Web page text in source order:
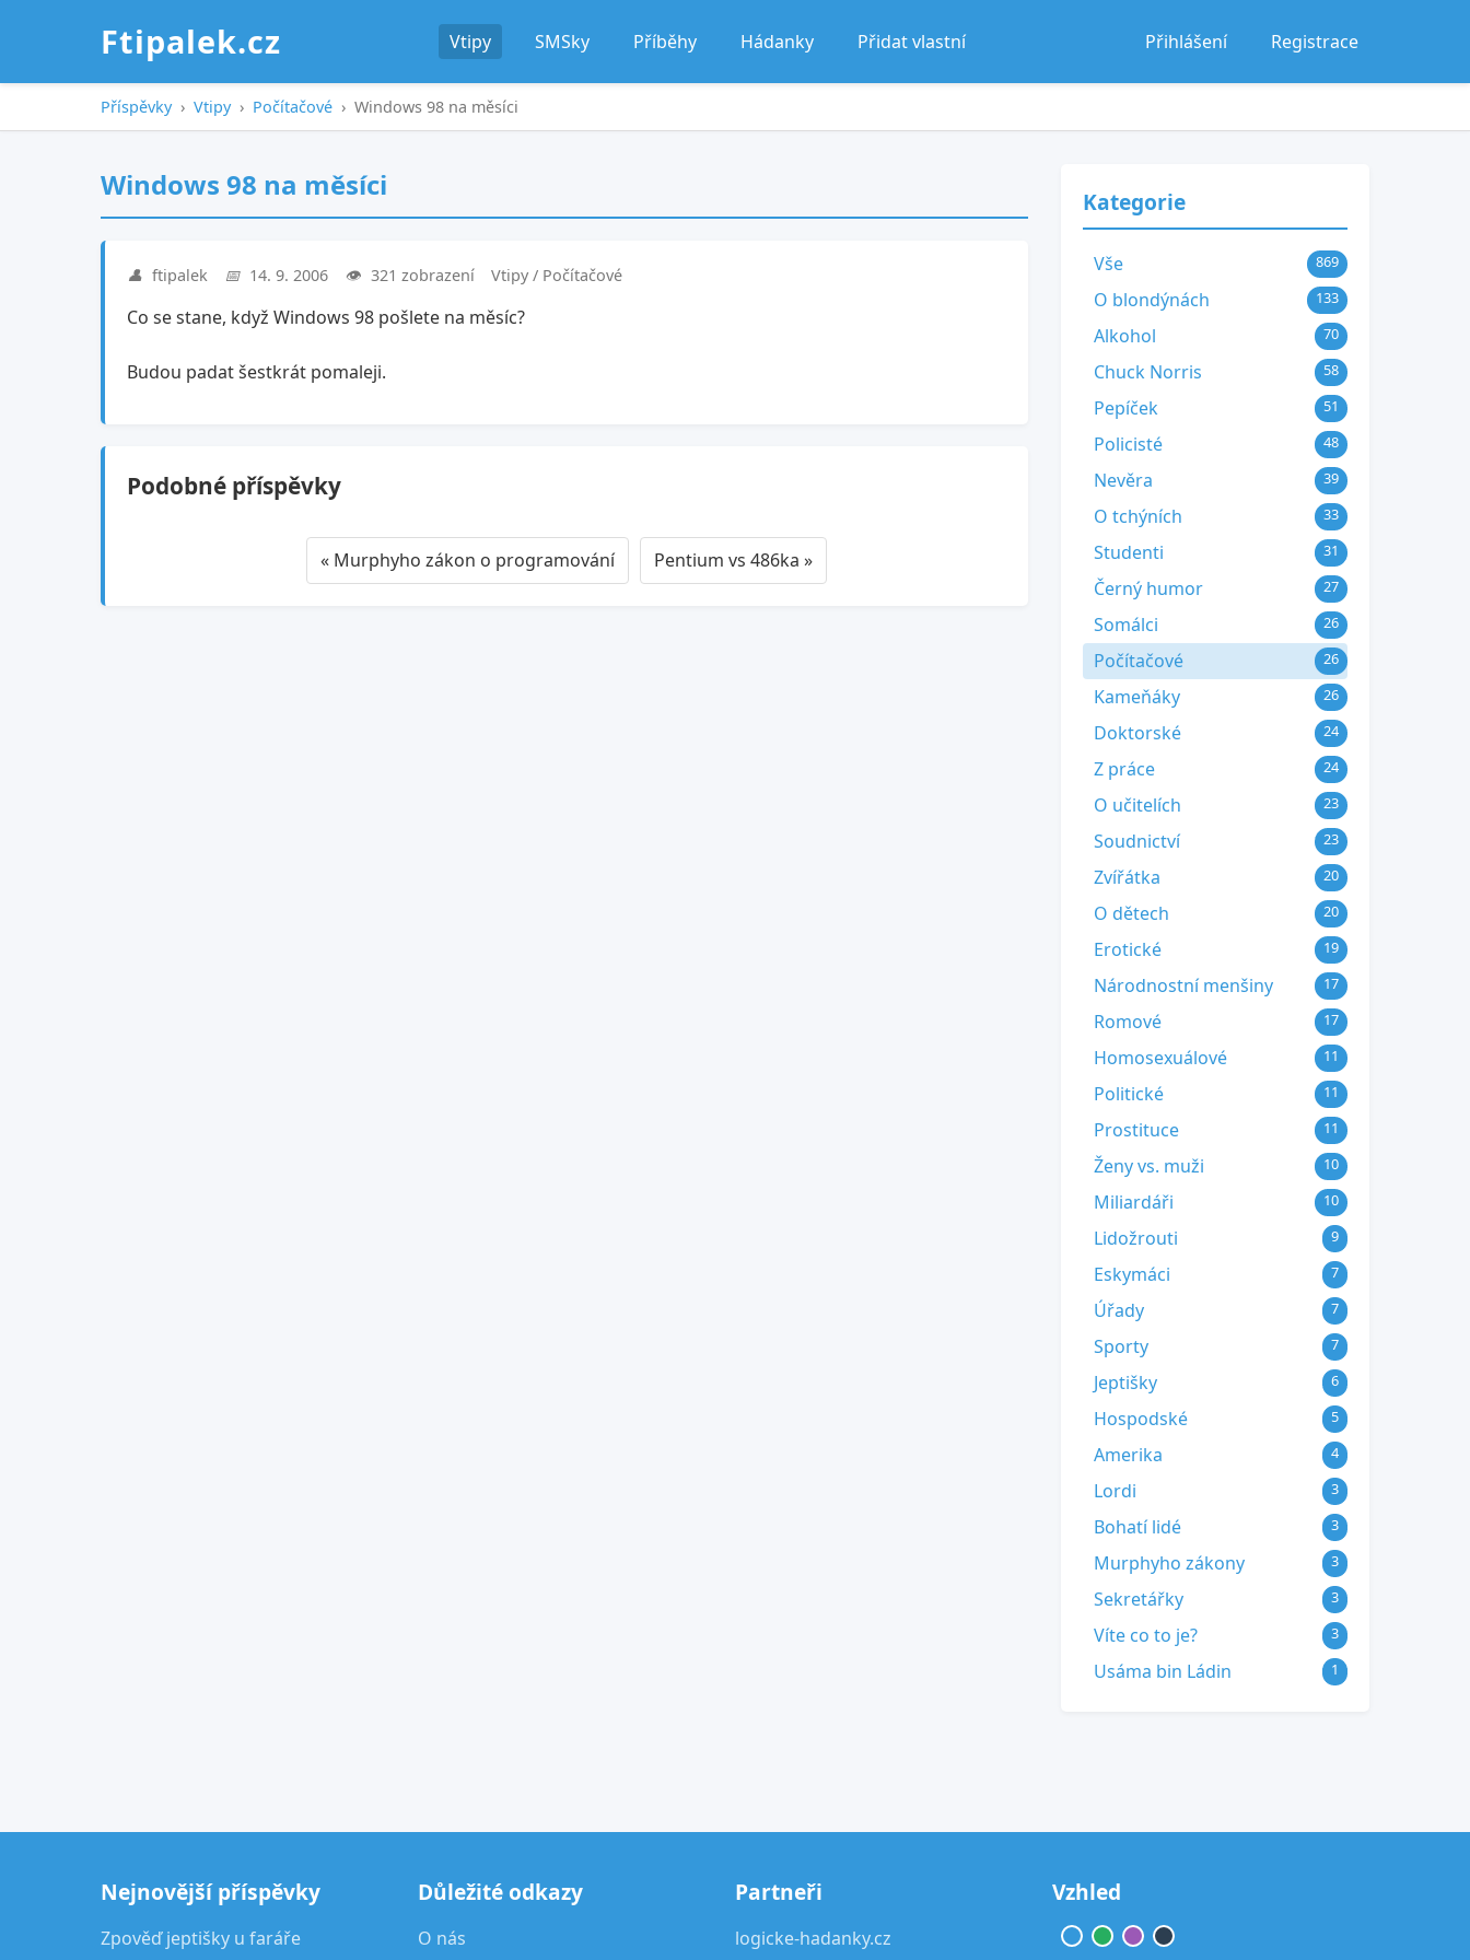
Ftipalek.cz Vtipy SMSky Příběhy Hádanky Přidat vlastní Přihlášení Registrace
Příspěvky › Vtipy › Počítačové › Windows 98 na měsíci
Windows 98 na měsíci
👤 ftipalek 📅 14. 9. 2006 👁️ 321 zobrazení Vtipy / Počítačové
Co se stane, když Windows 98 pošlete na měsíc?
Budou padat šestkrát pomaleji.
Podobné příspěvky
« Murphyho zákon o programování Pentium vs 486ka »
Kategorie
Vše 869
O blondýnách 133
Alkohol 70
Chuck Norris 58
Pepíček 51
Policisté 48
Nevěra 39
O tchýních 33
Studenti 31
Černý humor 27
Somálci 26
Počítačové 26
Kameňáky 26
Doktorské 24
Z práce 24
O učitelích 23
Soudnictví 23
Zvířátka 20
O dětech 20
Erotické 19
Národnostní menšiny 17
Romové 17
Homosexuálové 11
Politické 11
Prostituce 11
Ženy vs. muži 10
Miliardáři 10
Lidožrouti 9
Eskymáci 7
Úřady 7
Sporty 7
Jeptišky 6
Hospodské 5
Amerika 4
Lordi 3
Bohatí lidé 3
Murphyho zákony 3
Sekretářky 3
Víte co to je? 3
Usáma bin Ládin 1
Nejnovější příspěvky
Zpověď jeptišky u faráře
Důležité odkazy
O nás
Partneři
logicke-hadanky.cz
Vzhled